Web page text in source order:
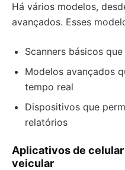
Há vários modelos,
avançados. Esses
Scanners básicos
Modelos avançados
tempo real
Dispositivos que
relatórios
Aplicativos de
veicular